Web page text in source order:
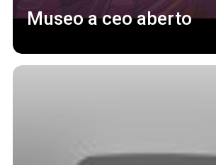
Museo a ceo aberto